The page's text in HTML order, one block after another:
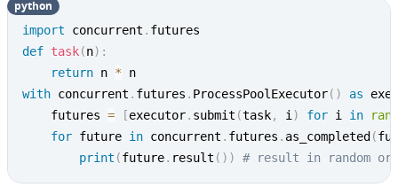
import concurrent .
def task(n) :
return n *
with concurrent . futures . ProcessPoolExecutor( ) as
    futures
= [executor. submit (task, i ) for i in
for future in concurrent . futures . as_completed (
print (future. result ( ) ) # result in random
python